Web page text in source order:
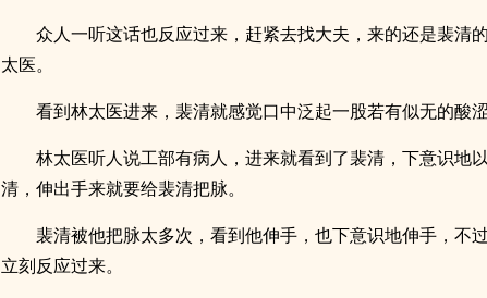
众人一听这话也反应过来，赶紧去找大夫，来的还是裴清
太医。
看到林太医进来，裴清就感觉口中泛起一股若有似无的酸
林太医听人说工部有病人，进来就看到了裴清，下意识地
清，伸出手来就要给裴清把脉。
裴清被他把脉太多次，看到他伸手，也下意识地伸手，不
立刻反应过来。